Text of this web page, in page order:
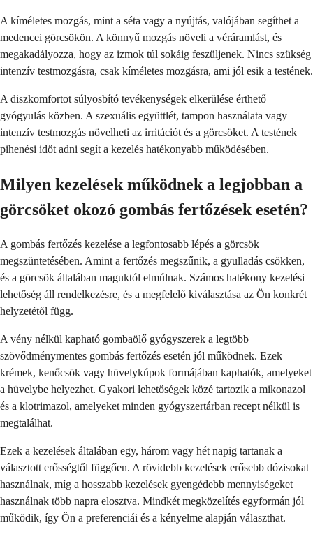
A kíméletes mozgás, mint a séta vagy a nyújtás, valójában segíthet a
medencei görcsökön. A könnyű mozgás növeli a véráramlást, és
megakadályozza, hogy az izmok túl sokáig feszüljenek. Nincs szükség
intenzív testmozgásra, csak kíméletes mozgásra, ami jól esik a testének.
A diszkomfortot súlyosbító tevékenységek elkerülése érthető
gyógyulás közben. A szexuális együttlét, tampon használata vagy
intenzív testmozgás növelheti az irritációt és a görcsöket. A testének
pihenési időt adni segít a kezelés hatékonyabb működésében.
Milyen kezelések működnek a legjobban a
görcsöket okozó gombás fertőzések esetén?
A gombás fertőzés kezelése a legfontosabb lépés a görcsök
megszüntetésében. Amint a fertőzés megszűnik, a gyulladás csökken,
és a görcsök általában maguktól elmúlnak. Számos hatékony kezelési
lehetőség áll rendelkezésre, és a megfelelő kiválasztása az Ön konkrét
helyzetétől függ.
A vény nélkül kapható gombaölő gyógyszerek a legtöbb
szövődménymentes gombás fertőzés esetén jól működnek. Ezek
krémek, kenőcsök vagy hüvelykúpok formájában kaphatók, amelyeket
a hüvelybe helyezhet. Gyakori lehetőségek közé tartozik a mikonazol
és a klotrimazol, amelyeket minden gyógyszertárban recept nélkül is
megtalálhat.
Ezek a kezelések általában egy, három vagy hét napig tartanak a
választott erősségtől függően. A rövidebb kezelések erősebb dózisokat
használnak, míg a hosszabb kezelések gyengédebb mennyiségeket
használnak több napra elosztva. Mindkét megközelítés egyformán jól
működik, így Ön a preferenciái és a kényelme alapján választhat.